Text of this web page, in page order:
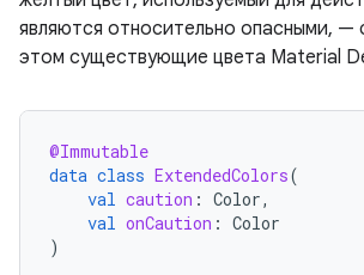
являются относительно опасными, —
этом существующие цвета Material
@Immutable
data class ExtendedColors(
val caution : Color,
val onCaution : Color
)